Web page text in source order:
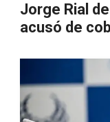
Jorge Rial
acusó de